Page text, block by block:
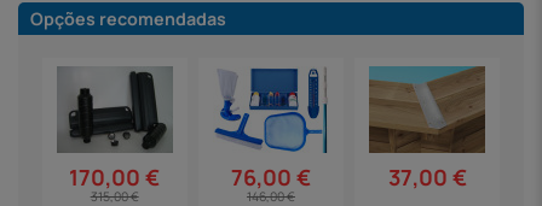
Opções recomendadas
170,00 €
315,00 €
76,00 €
146,00 €
37,00 €